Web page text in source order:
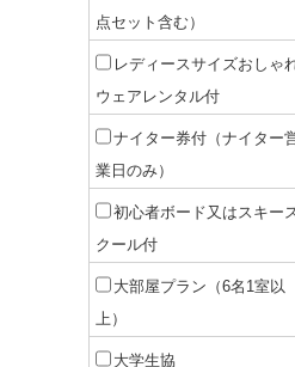
点セット含む）
レディースサイズおしゃ
ウェアレンタル付
ナイター券付（ナイター
業日のみ）
初心者ボード又はスキー
クール付
大部屋プラン（6名1室以
上）
大学生協